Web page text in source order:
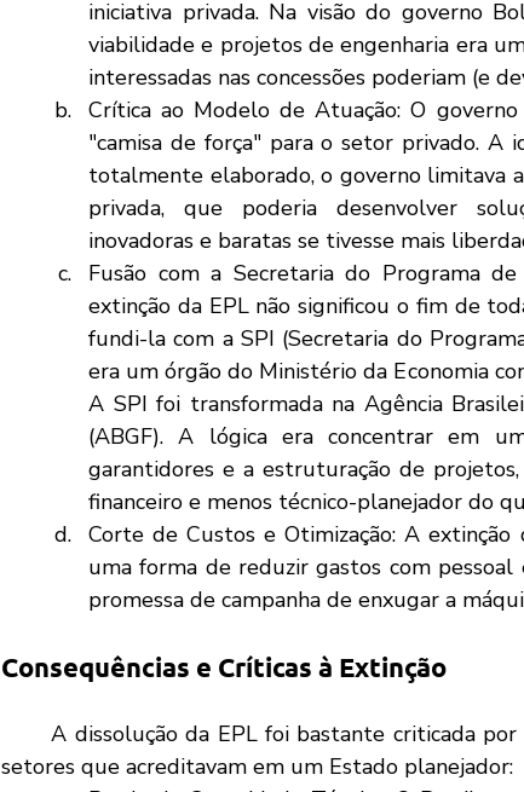
iniciativa privada. Na visão do governo
viabilidade e projetos de engenharia era
interessadas nas concessões poderiam (e
Crítica ao Modelo de Atuação: O
"camisa de força" para o setor privado. A
totalmente elaborado, o governo limitava
privada, que poderia desenvolver
inovadoras e baratas se tivesse mais
Fusão com a Secretaria do Programa
extinção da EPL não significou o fim de
fundi-la com a SPI (Secretaria do
era um órgão do Ministério da Economia
A SPI foi transformada na Agência
(ABGF). A lógica era concentrar em
garantidores e a estruturação de
financeiro e menos técnico-planejador do
Corte de Custos e Otimização: A
uma forma de reduzir gastos com
promessa de campanha de enxugar a
Consequências e Críticas à Extinção
	A dissolução da EPL foi bastante criticada por especialistas em infraestrutura e por
setores que acreditavam em um Estado planejador: